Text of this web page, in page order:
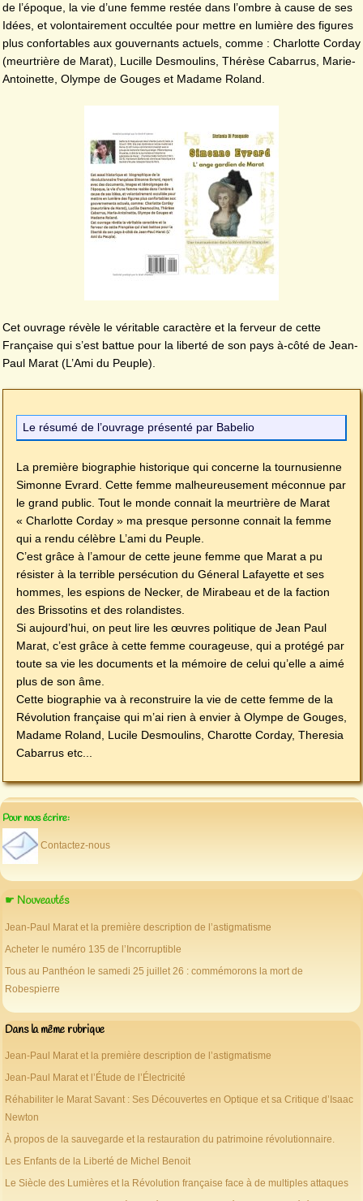
de l’époque, la vie d’une femme restée dans l’ombre à cause de ses
Idées, et volontairement occultée pour mettre en lumière des figures
plus confortables aux gouvernants actuels, comme : Charlotte Corday
(meurtrière de Marat), Lucille Desmoulins, Thérèse Cabarrus, Marie-
Antoinette, Olympe de Gouges et Madame Roland.
Cet ouvrage révèle le véritable caractère et la ferveur de cette
Française qui s’est battue pour la liberté de son pays à-côté de Jean-
Paul Marat (L’Ami du Peuple).
Le résumé de l’ouvrage présenté par Babelio
La première biographie historique qui concerne la tournusienne
Simonne Evrard. Cette femme malheureusement méconnue par
le grand public. Tout le monde connait la meurtrière de Marat
« Charlotte Corday » ma presque personne connait la femme
qui a rendu célèbre L’ami du Peuple.
C’est grâce à l’amour de cette jeune femme que Marat a pu
résister à la terrible persécution du Géneral Lafayette et ses
hommes, les espions de Necker, de Mirabeau et de la faction
des Brissotins et des rolandistes.
Si aujourd’hui, on peut lire les œuvres politique de Jean Paul
Marat, c’est grâce à cette femme courageuse, qui a protégé par
toute sa vie les documents et la mémoire de celui qu’elle a aimé
plus de son âme.
Cette biographie va à reconstruire la vie de cette femme de la
Révolution française qui m’ai rien à envier à Olympe de Gouges,
Madame Roland, Lucile Desmoulins, Charotte Corday, Theresia
Cabarrus etc...
Pour nous écrire:
Contactez-nous
☛ Nouveautés
Jean-Paul Marat et la première description de l’astigmatisme
Acheter le numéro 135 de l’Incorruptible
Tous au Panthéon le samedi 25 juillet 26 : commémorons la mort de
Robespierre
Dans la même rubrique
Jean-Paul Marat et la première description de l’astigmatisme
Jean-Paul Marat et l’Étude de l’Électricité
Réhabiliter le Marat Savant : Ses Découvertes en Optique et sa Critique d’Isaac
Newton
À propos de la sauvegarde et la restauration du patrimoine révolutionnaire.
Les Enfants de la Liberté de Michel Benoit
Le Siècle des Lumières et la Révolution française face à de multiples attaques